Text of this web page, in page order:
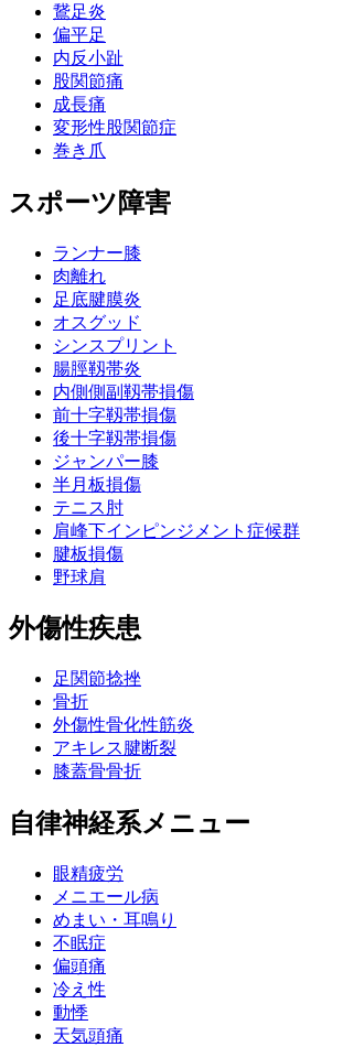
鵞足炎
偏平足
内反小趾
股関節痛
成長痛
変形性股関節症
巻き爪
スポーツ障害
ランナー膝
肉離れ
足底腱膜炎
オスグッド
シンスプリント
腸脛靱帯炎
内側側副靱帯損傷
前十字靱帯損傷
後十字靱帯損傷
ジャンパー膝
半月板損傷
テニス肘
肩峰下インピンジメント症候群
腱板損傷
野球肩
外傷性疾患
足関節捻挫
骨折
外傷性骨化性筋炎
アキレス腱断裂
膝蓋骨骨折
自律神経系メニュー
眼精疲労
メニエール病
めまい・耳鳴り
不眠症
偏頭痛
冷え性
動悸
天気頭痛